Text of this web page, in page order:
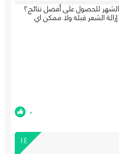
للحصول على أفضل نتائج؟
الشعر قبله ولا ممكن اي
٠
١٤